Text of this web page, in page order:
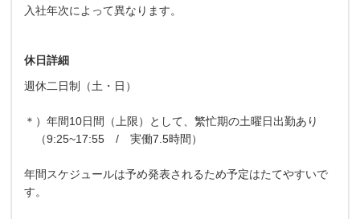
入社年次によって異なります。
休日詳細
週休二日制（土・日）
＊）年間10日間（上限）として、繁忙期の土曜日出勤あり
（9:25~17:55 / 実働7.5時間）
年間スケジュールは予め発表されるため予定はたてやすいで
す。